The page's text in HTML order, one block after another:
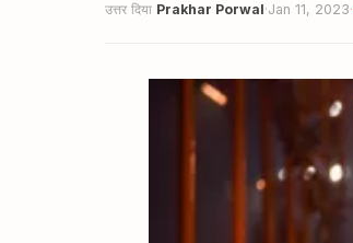
उत्तर दिया Prakhar Porwal·Jan 11, 2023·